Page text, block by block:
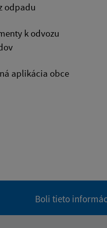
odpadu
k odvozu
aplikácia obce
Boli tieto